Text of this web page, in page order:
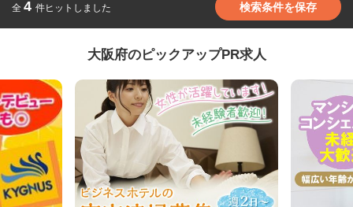
全 4 件ヒットしました 検索条件を保存
大阪府のピックアップPR求人